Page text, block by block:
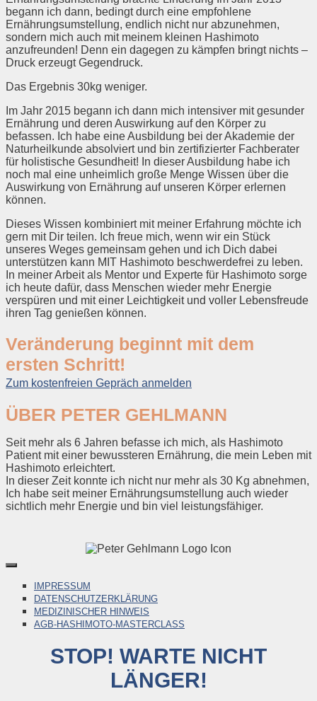
begann ich dann, bedingt durch eine empfohlene
Ernährungsumstellung, endlich nicht nur abzunehmen,
sondern mich auch mit meinem kleinen Hashimoto
anzufreunden! Denn ein dagegen zu kämpfen bringt nichts –
Druck erzeugt Gegendruck.
Das Ergebnis 30kg weniger.
Im Jahr 2015 begann ich dann mich intensiver mit gesunder
Ernährung und deren Auswirkung auf den Körper zu
befassen. Ich habe eine Ausbildung bei der Akademie der
Naturheilkunde absolviert und bin zertifizierter Fachberater
für holistische Gesundheit! In dieser Ausbildung habe ich
noch mal eine unheimlich große Menge Wissen über die
Auswirkung von Ernährung auf unseren Körper erlernen
können.
Dieses Wissen kombiniert mit meiner Erfahrung möchte ich
gern mit Dir teilen. Ich freue mich, wenn wir ein Stück
unseres Weges gemeinsam gehen und ich Dich dabei
unterstützen kann MIT Hashimoto beschwerdefrei zu leben.
In meiner Arbeit als Mentor und Experte für Hashimoto sorge
ich heute dafür, dass Menschen wieder mehr Energie
verspüren und mit einer Leichtigkeit und voller Lebensfreude
ihren Tag genießen können.
Veränderung beginnt mit dem
ersten Schritt!
Zum kostenfreien Gepräch anmelden
ÜBER PETER GEHLMANN
Seit mehr als 6 Jahren befasse ich mich, als Hashimoto
Patient mit einer bewussteren Ernährung, die mein Leben mit
Hashimoto erleichtert.
In dieser Zeit konnte ich nicht nur mehr als 30 Kg abnehmen,
Ich habe seit meiner Ernährungsumstellung auch wieder
sichtlich mehr Energie und bin viel leistungsfähiger.
IMPRESSUM
DATENSCHUTZERKLÄRUNG
MEDIZINISCHER HINWEIS
AGB-HASHIMOTO-MASTERCLASS
STOP! WARTE NICHT
LÄNGER!